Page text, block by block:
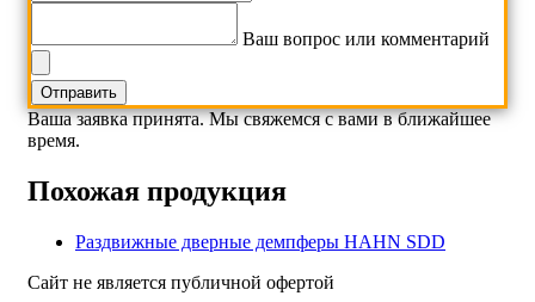
Ваш вопрос или комментарий
Ваша заявка принята. Мы свяжемся с вами в ближайшее
время.
Похожая продукция
Раздвижные дверные демпферы HAHN SDD
Сайт не является публичной офертой